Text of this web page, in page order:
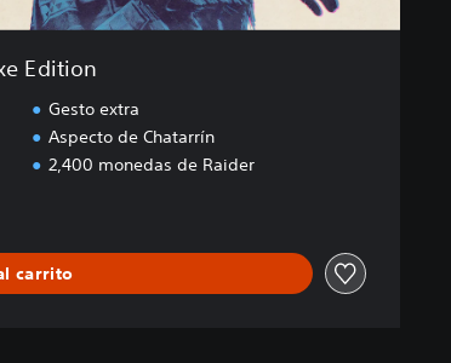
Edition
Gesto extra
Aspecto de Chatarrín
2,400 monedas de Raider
carrito